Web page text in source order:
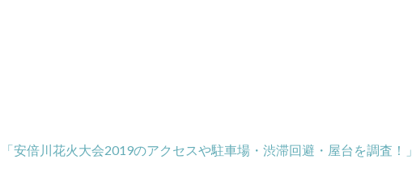
「安倍川花火大会2019のアクセスや駐車場・渋滞回避・屋台を調査！」